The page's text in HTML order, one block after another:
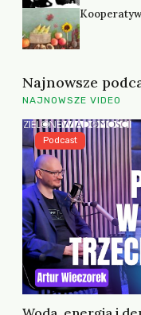
Najnowsze
NAJNOWSZE VIDEO
Podcast